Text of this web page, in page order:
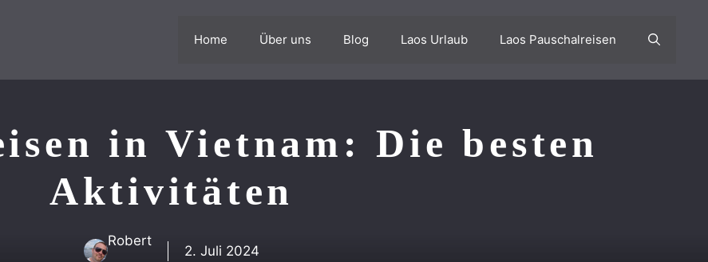
Home Über uns Blog Laos Urlaub Laos Pauschalreisen
in Vietnam: Die besten
Aktivitäten
Robert
2. Juli 2024